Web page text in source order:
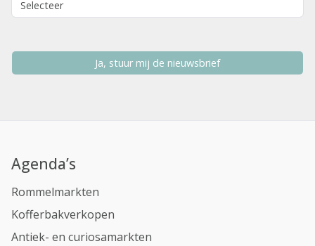
Ja, stuur mij de nieuwsbrief
Agenda’s
Rommelmarkten
Kofferbakverkopen
Antiek- en curiosamarkten